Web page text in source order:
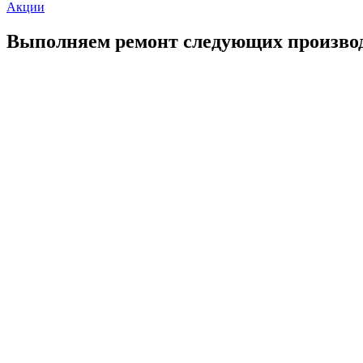
Акции
Выполняем ремонт следующих